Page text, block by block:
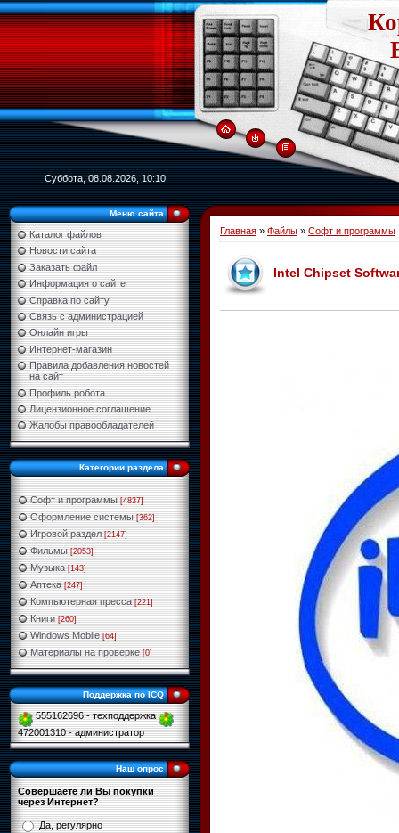
Суббота, 08.08.2026, 10:10
Меню сайта
Каталог файлов
Новости сайта
Заказать файл
Информация о сайте
Справка по сайту
Связь с администрацией
Онлайн игры
Интернет-магазин
Правила добавления новостей
на сайт
Профиль робота
Лицензионное соглашение
Жалобы правообладателей
Категории раздела
Софт и программы [4837]
Оформление системы [362]
Игровой раздел [2147]
Фильмы [2053]
Музыка [143]
Аптека [247]
Компьютерная пресса [221]
Книги [260]
Windows Mobile [64]
Материалы на проверке [0]
Поддержка по ICQ
555162696 - техподдержка
472001310 - администратор
Наш опрос
Совершаете ли Вы покупки
через Интернет?
Да, регулярно
Главная » Файлы » Софт и программы
Intel Chipset